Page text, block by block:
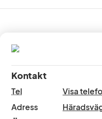
Kontakt
Tel
Visa
Adress